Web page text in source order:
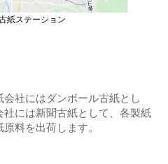
紙ステーション
社にはダンボール古紙とし
には新聞古紙として、各製紙
料を出荷します。